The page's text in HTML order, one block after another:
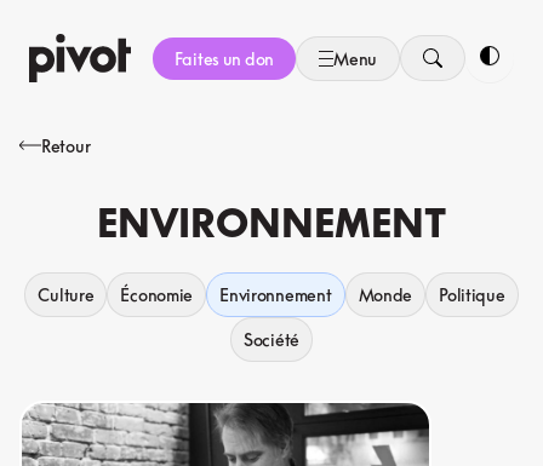
au
contenu
Faites un don Menu
Retour
ENVIRONNEMENT
Culture Économie Environnement Monde Politique
Société